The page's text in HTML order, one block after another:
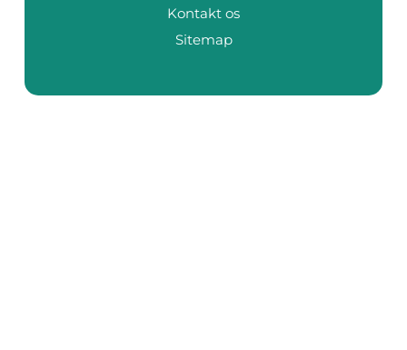
Kontakt os
Sitemap